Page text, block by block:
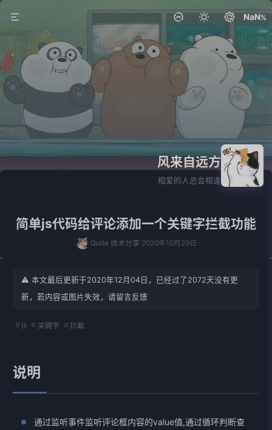
风来自远方
相爱的人总会相逢
NaN
简单js代码给评论添加一个关键字拦截功能
Quite 技术分享 2020年10月29日
⚠️ 本文最后更新于2020年12月04日，已经过了2072天没有更
新，若内容或图片失效，请留言反馈
js 关键字 拦截
说明
通过监听事件监听评论框内容的value值,通过循环判断查